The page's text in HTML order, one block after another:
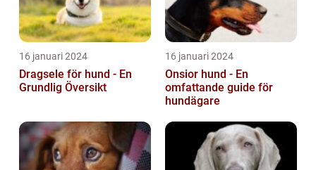
16 januari 2024
Dragsele för hund - En
Grundlig Översikt
16 januari 2024
Onsior hund - En
omfattande guide för
hundägare